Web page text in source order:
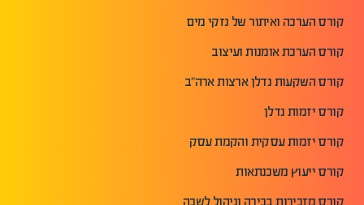
קורס הערכה ואיתור של נזקי מים
קורס הערכת אומנות ועיצוב
קורס השקעות נדלן ארצות ארה"ב
קורס יזמות נדלן
קורס יזמות עסקית והקמת עסק
קורס ייעוץ משכנתאות
קורס מזכירות בכירה וניהול לשכה